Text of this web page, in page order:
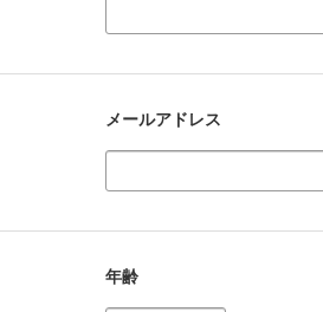
メールアドレス
年齢